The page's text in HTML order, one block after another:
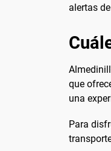
alertas
que
una
Para